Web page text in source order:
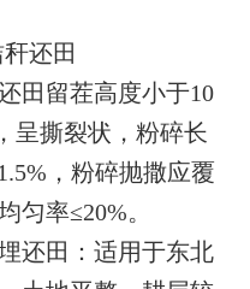
还田
留茬高度小于10
呈撕裂状，粉碎长
，粉碎抛撒应覆
匀率≤20%。
田：适用于东北